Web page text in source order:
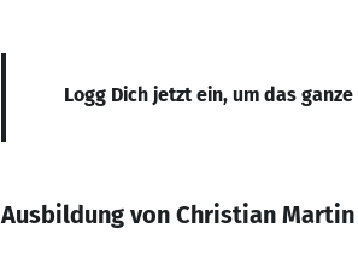
Logg Dich jetzt ein, um das
Ausbildung von Christian Martin